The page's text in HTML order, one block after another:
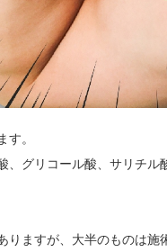
す。
、グリコール酸、サリチ
りますが、大半のものは